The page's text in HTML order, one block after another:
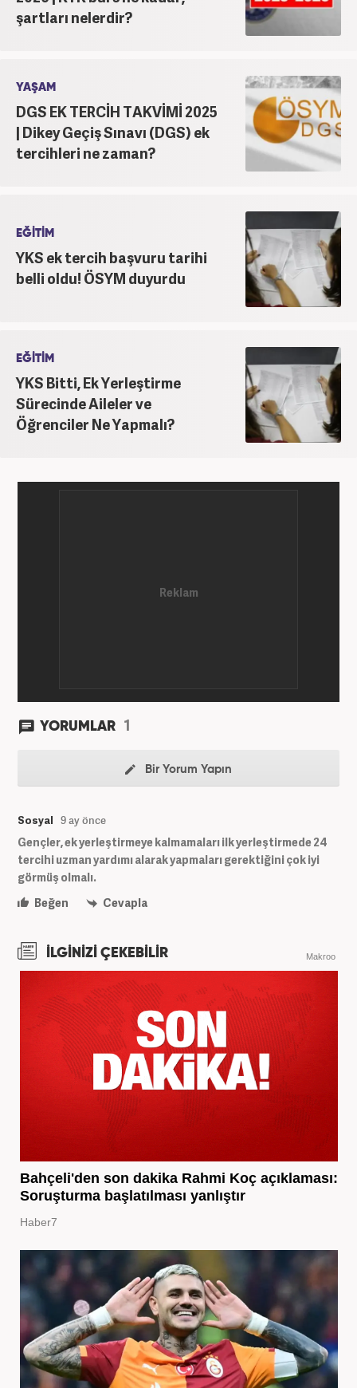
şartları nelerdir?
YAŞAM
DGS EK TERCİH TAKVİMİ 2025
| Dikey Geçiş Sınavı (DGS) ek
tercihleri ne zaman?
EĞİTİM
YKS ek tercih başvuru tarihi
belli oldu! ÖSYM duyurdu
EĞİTİM
YKS Bitti, Ek Yerleştirme
Sürecinde Aileler ve
Öğrenciler Ne Yapmalı?
YORUMLAR 1
Bir Yorum Yapın
Sosyal 9 ay önce
Gençler, ek yerleştirmeye kalmamaları ilk yerleştirmede 24
tercihi uzman yardımı alarak yapmaları gerektiğini çok iyi
görmüş olmalı.
Beğen
Cevapla
İLGİNİZİ ÇEKEBİLİR Makroo
Bahçeli'den son dakika Rahmi Koç açıklaması:
Soruşturma başlatılması yanlıştır
Haber7